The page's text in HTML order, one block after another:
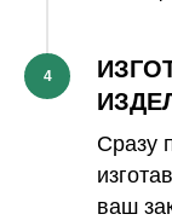
4
Сразу
ваш